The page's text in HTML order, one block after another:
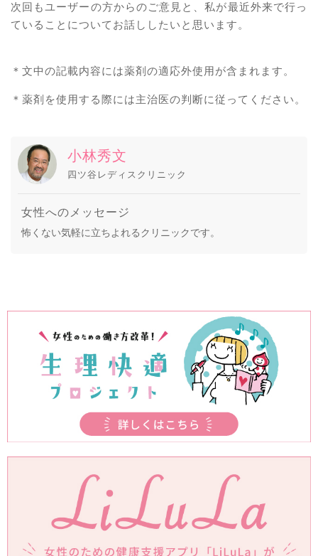
次回もユーザーの方からのご意見と、私が最近外来で行っ
ていることについてお話ししたいと思います。
＊文中の記載内容には薬剤の適応外使用が含まれます。
＊薬剤を使用する際には主治医の判断に従ってください。
小林秀文
四ツ谷レディスクリニック
女性へのメッセージ
怖くない気軽に立ちよれるクリニックです。